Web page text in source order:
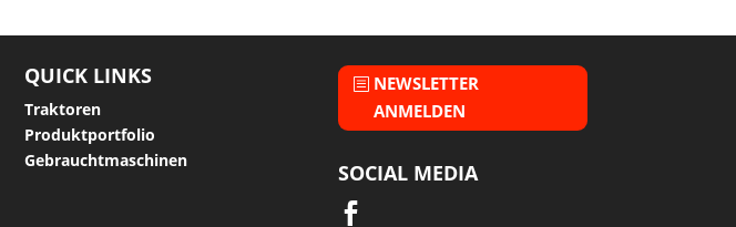
QUICK LINKS
Traktoren
Produktportfolio
Gebrauchtmaschinen
NEWSLETTER
ANMELDEN
SOCIAL MEDIA
